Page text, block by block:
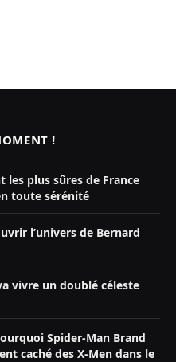
!
les plus sûres de France
toute sérénité
l’univers de Bernard
vivre un doublé céleste
Spider-Man Brand
caché des X-Men dans le